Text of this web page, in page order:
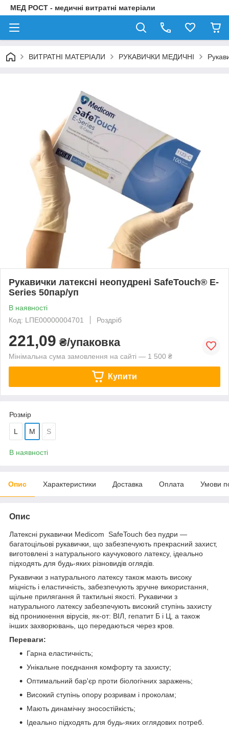
МЕД РОСТ - медичні витратні матеріали
ВИТРАТНІ МАТЕРІАЛИ РУКАВИЧКИ МЕДИЧНІ
Рукавички латексні неопудрені SafeTouch® E-
Series 50пар/уп
В наявності
Код: LПЕ00000004701
Роздріб
221,09 ₴/упаковка
Мінімальна сума замовлення на сайті — 1 500 ₴
Купити
Розмір
L M S
В наявності
Опис Характеристики Доставка Оплата Умови
Опис
Латексні рукавички Medicom SafeTouch без пудри —
багатоцільові рукавички, що забезпечують прекрасний захист,
виготовлені з натурального каучукового латексу, ідеально
підходять для будь-яких різновидів оглядів.
Рукавички з натурального латексу також мають високу
міцність і еластичність, забезпечують зручне використання,
щільне прилягання й тактильні якості. Рукавички з
натурального латексу забезпечують високий ступінь захисту
від проникнення вірусів, як-от: ВІЛ, гепатит Б і Ц, а також
інших захворювань, що передаються через кров.
Переваги:
Гарна еластичність;
Унікальне поєднання комфорту та захисту;
Оптимальний бар'єр проти біологічних заражень;
Високий ступінь опору розривам і проколам;
Мають динамічну зносостійкість;
Ідеально підходять для будь-яких оглядових потреб.